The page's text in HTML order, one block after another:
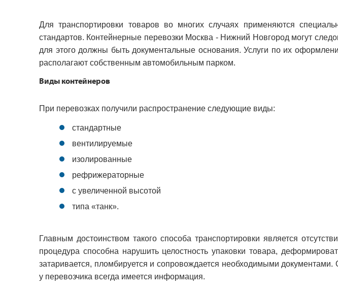
Для транспортировки товаров во многих случаях применяются
стандартов. Контейнерные перевозки Москва - Нижний Новгород могут
для этого должны быть документальные основания. Услуги по их
располагают собственным автомобильным парком.
Виды контейнеров
При перевозках получили распространение следующие виды:
стандартные
вентилируемые
изолированные
рефрижераторные
с увеличенной высотой
типа «танк».
Главным достоинством такого способа транспортировки является
процедура способна нарушить целостность упаковки товара,
затаривается, пломбируется и сопровождается необходимыми
у перевозчика всегда имеется информация.